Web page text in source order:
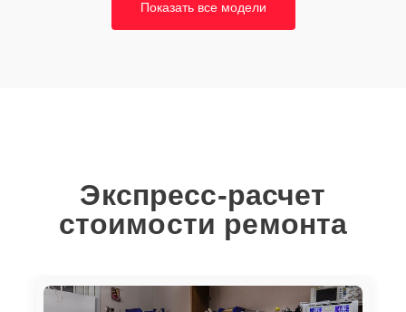
Показать все модели
Экспресс-расчет
стоимости ремонта